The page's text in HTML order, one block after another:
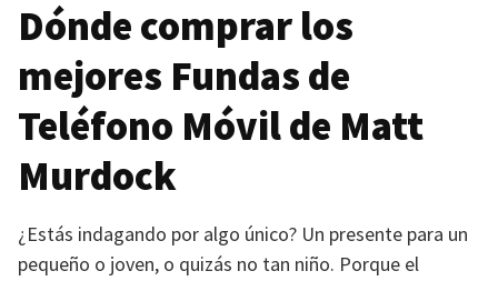
Dónde comprar los
mejores Fundas de
Teléfono Móvil de Matt
Murdock
¿Estás indagando por algo único? Un presente para un
pequeño o joven, o quizás no tan niño. Porque el